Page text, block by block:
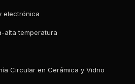
electrónica
alta temperatura
Circular en Cerámica y Vidrio